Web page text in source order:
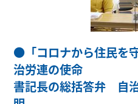
● 「コロナから住民を
治労連の使命
書記長の総括答弁